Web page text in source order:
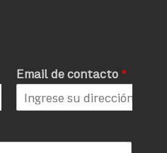
Email de contacto *